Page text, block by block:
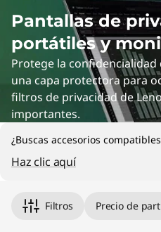
e
P
Pantallas de
portátiles y
Protege la
una capa protectora para
filtros de privacidad de
importantes.
¿Buscas accesorios
Haz clic aquí
Filtros Precio de